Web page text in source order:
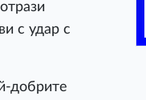
с удар с
добрите